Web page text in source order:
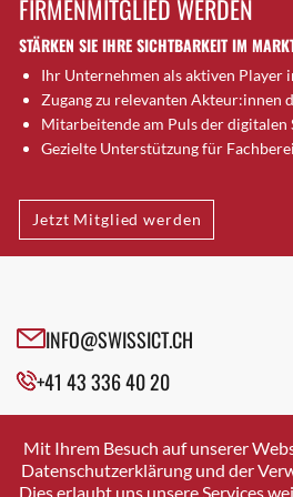
Brugg AG
Brütten
Bubendorf
Bubikon
Buchs (SG)
Bäretswil
Bülach
Cazis
Crissier
Davos Platz
Dierikon
Dietikon
FIRMENMITGLIED WERDEN
STÄRKEN SIE IHRE SICHTBARKEIT IM
Ihr Unternehmen als aktiven Player
Zugang zu relevanten Akteur:innen
Mitarbeitende am Puls der digitalen
Gezielte Unterstützung für
Jetzt Mitglied werden
INFO@SWISSICT.CH
+41 43 336 40 20
SWISSICT
VULKANSTRASSE 120
8048 ZURICH
Mit Ihrem Besuch auf unserer
Datenschutzerklärung und der
Dies erlaubt uns unsere Services